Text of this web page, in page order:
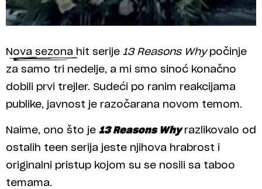
Nova sezona hit serije 13 Reasons Whypočinje
za samo tri nedelje, a mi smo sinoć konačno
dobili prvi trejler. Sudeći po ranim reakcijama
publike, javnost je razočarana novom temom.
Naime, ono što je 13 Reasons Whyrazlikovalo od
ostalih teen serija jeste njihova hrabrost i
originalni pristup kojom su se nosili sa taboo
temama.